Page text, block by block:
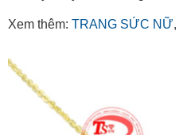
Xem thêm: TRANG SỨC NỮ,